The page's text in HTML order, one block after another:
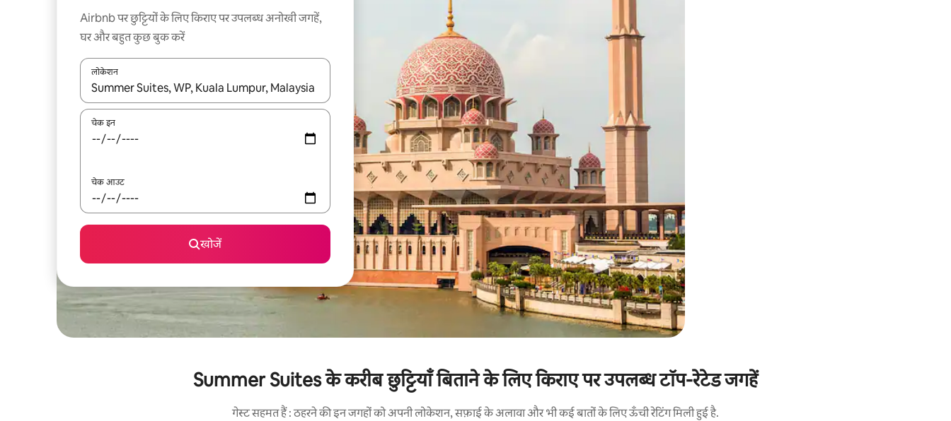
Airbnb पर छुट्टियों के लिए किराए पर उपलब्ध अनोखी जगहें,
घर और बहुत कुछ बुक करें
लोकेशन
नतीजों के उपलब्ध होने पर, अप और डाउन 'ऐरो की' का इस्तेमाल करके नेविगेट करें या टच या फिर स्वाइप जेस्चर का इस्तेमाल करके एक्सप्लोर करें।
चेक इन
चेक आउट
खोजें
Summer Suites के करीब छुट्टियाँ बिताने के लिए किराए पर उपलब्ध टॉप-रेटेड जगहें
गेस्ट सहमत हैं : ठहरने की इन जगहों को अपनी लोकेशन, सफ़ाई के अलावा और भी कई बातों के लिए ऊँची रेटिंग मिली हुई है.